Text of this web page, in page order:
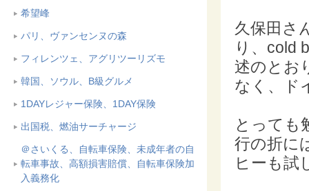
希望峰
パリ、ヴァンセンヌの森
フィレンツェ、アグリツーリズモ
韓国、ソウル、B級グルメ
1DAYレジャー保険、1DAY保険
出国税、燃油サーチャージ
＠さいくる、自転車保険、未成年者の自
転車事故、高額損害賠償、自転車保険加
入義務化
久保田さ
り、cold
述のとお
なく、ド
とっても
行の折に
ヒーも試